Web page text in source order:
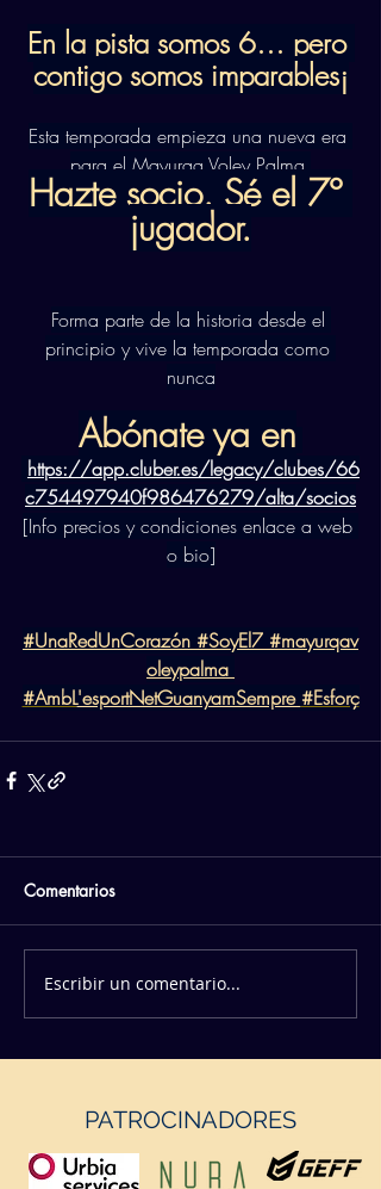
En la pista somos 6… pero
contigo somos imparables¡
Esta temporada empieza una nueva era
para el Mayurqa Voley Palma.
Hazte socio. Sé el 7º
jugador.
Forma parte de la historia desde el
principio y vive la temporada como
nunca
Abónate ya en
https://app.cluber.es/legacy/clubes/66
c754497940f986476279/alta/socios
[Info precios y condiciones enlace a web
o bio]
#UnaRedUnCorazón #SoyEl7 #mayurqav
oleypalma
#AmbL'esportNetGuanyamSempre #Esforç
Comentarios
Escribir un comentario...
PATROCINADORES